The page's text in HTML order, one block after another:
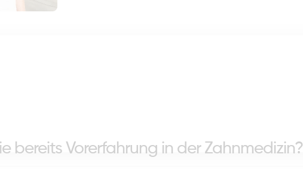
bereits Vorerfahrung in der Zahnmedizin?